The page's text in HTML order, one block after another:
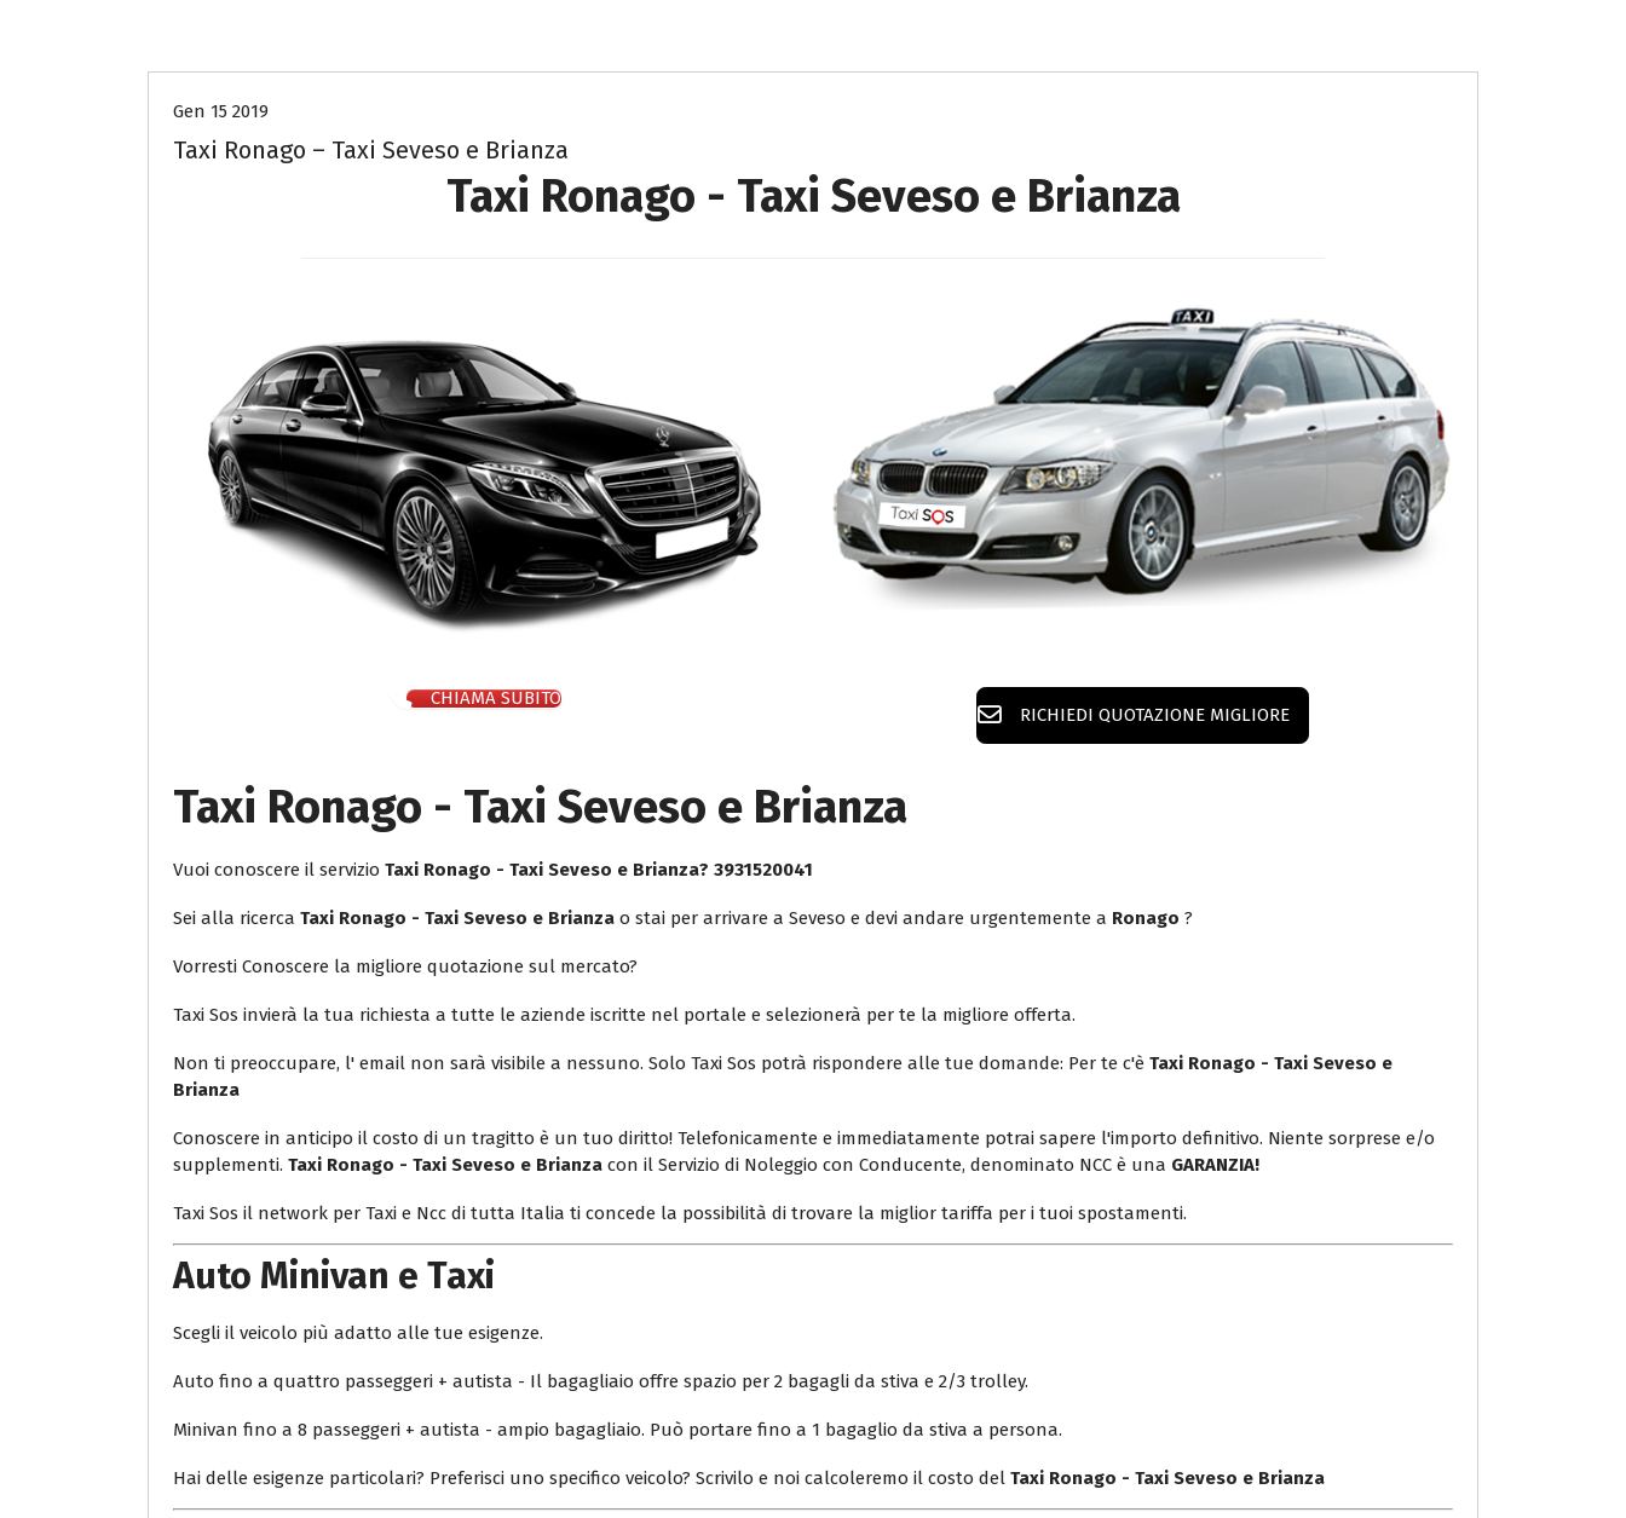
Gen 15 2019
Taxi Ronago – Taxi Seveso e Brianza
Taxi Ronago - Taxi Seveso e Brianza
CHIAMA SUBITO
RICHIEDI QUOTAZIONE MIGLIORE
Taxi Ronago - Taxi Seveso e Brianza
Vuoi conoscere il servizio Taxi Ronago - Taxi Seveso e Brianza? 3931520041
Sei alla ricerca Taxi Ronago - Taxi Seveso e Brianza o stai per arrivare a Seveso e devi andare urgentemente a Ronago ?
Vorresti Conoscere la migliore quotazione sul mercato?
Taxi Sos invierà la tua richiesta a tutte le aziende iscritte nel portale e selezionerà per te la migliore offerta.
Non ti preoccupare, l' email non sarà visibile a nessuno. Solo Taxi Sos potrà rispondere alle tue domande: Per te c'è Taxi Ronago - Taxi Seveso e
Brianza
Conoscere in anticipo il costo di un tragitto è un tuo diritto! Telefonicamente e immediatamente potrai sapere l'importo definitivo. Niente sorprese e/o
supplementi. Taxi Ronago - Taxi Seveso e Brianza con il Servizio di Noleggio con Conducente, denominato NCC è una GARANZIA!
Taxi Sos il network per Taxi e Ncc di tutta Italia ti concede la possibilità di trovare la miglior tariffa per i tuoi spostamenti.
Auto Minivan e Taxi
Scegli il veicolo più adatto alle tue esigenze.
Auto fino a quattro passeggeri + autista - Il bagagliaio offre spazio per 2 bagagli da stiva e 2/3 trolley.
Minivan fino a 8 passeggeri + autista - ampio bagagliaio. Può portare fino a 1 bagaglio da stiva a persona.
Hai delle esigenze particolari? Preferisci uno specifico veicolo? Scrivilo e noi calcoleremo il costo del Taxi Ronago - Taxi Seveso e Brianza